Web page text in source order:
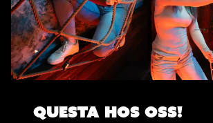
Questa hos oss!